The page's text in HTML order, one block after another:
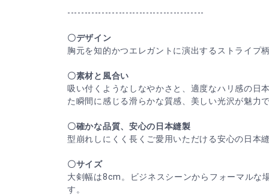
----------------------------------------
〇デザイン
胸元を知的かつエレガントに演出するストライプ
〇素材と風合い
吸い付くようなしなやかさと、適度なハリ感の日
た瞬間に感じる滑らかな質感、美しい光沢が魅力
〇確かな品質、安心の日本縫製
型崩れしにくく長くご愛用いただける安心の日本
〇サイズ
大剣幅は8cm。ビジネスシーンからフォーマルな
す。